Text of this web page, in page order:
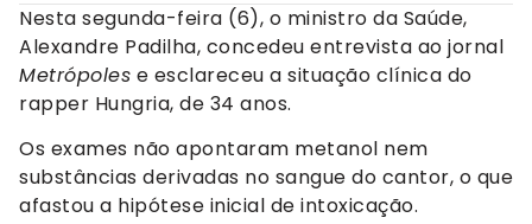
Nesta segunda-feira (6), o ministro da Saúde,
Alexandre Padilha, concedeu entrevista ao jornal
Metrópoles e esclareceu a situação clínica do
rapper Hungria, de 34 anos.
Os exames não apontaram metanol nem
substâncias derivadas no sangue do cantor, o que
afastou a hipótese inicial de intoxicação.